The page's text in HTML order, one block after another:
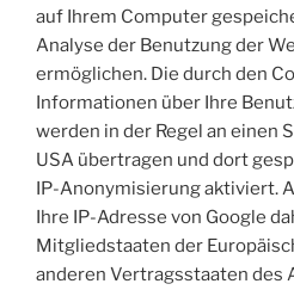
auf Ihrem Computer
Analyse der Benutzung der
ermöglichen. Die durch den
Informationen über Ihre
werden in der Regel an einen
USA übertragen und dort
IP-Anonymisierung aktiviert.
Ihre IP-Adresse von Google
Mitgliedstaaten der
anderen Vertragsstaaten des